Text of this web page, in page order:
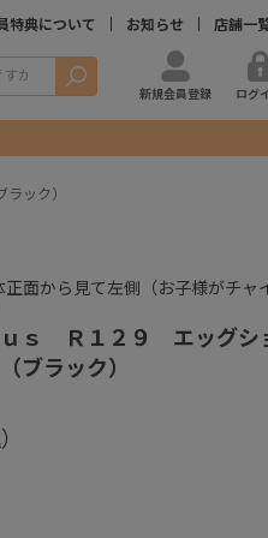
特典について お知らせ 店舗一
検索
新規会員登録 ログ
ック）
面から見て左側（お子様がチャ
ｓ Ｒ１２９ エッグ
ブラック）